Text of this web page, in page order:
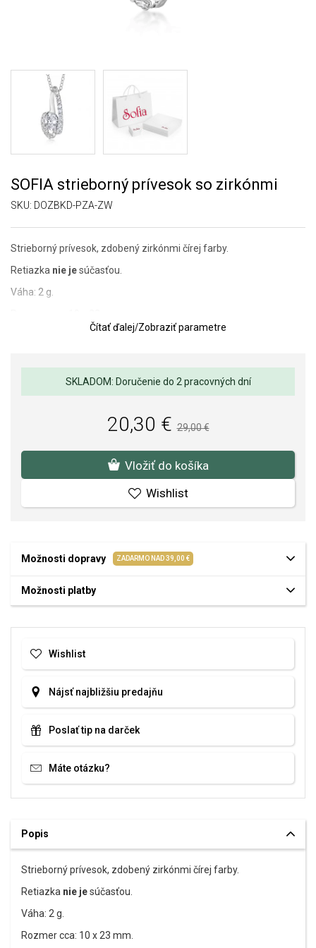
SOFIA strieborný prívesok so zirkónmi
SKU: DOZBKD-PZA-ZW
Strieborný prívesok, zdobený zirkónmi čírej farby.
Retiazka nie jesúčasťou.
Váha: 2 g.
Čítať ďalej/Zobraziť parametre
SKLADOM: Doručenie do 2 pracovných dní
20,30 € 29,00 €
Vložiť do košíka
Wishlist
Možnosti dopravy ZADARMO NAD 39,00 €
Možnosti platby
Wishlist
Nájsť najbližšiu predajňu
Poslať tip na darček
Máte otázku?
Popis
Strieborný prívesok, zdobený zirkónmi čírej farby.
Retiazka nie jesúčasťou.
Váha: 2 g.
Rozmer cca: 10 x 23 mm.